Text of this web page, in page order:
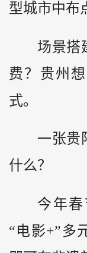
型城市中布
场景搭
费？贵州
式。
一张贵
什么？
今年
“电影+”多